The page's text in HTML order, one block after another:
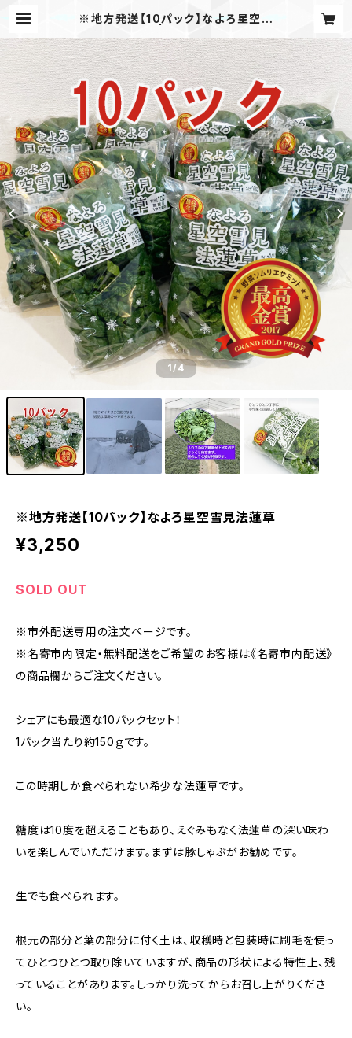
※地方発送【10パック】なよろ星空雪
1/4
※地方発送【10パック】なよろ星空雪見法蓮草
¥3,250
SOLD OUT
※市外配送専用の注文ページです。
※名寄市内限定・無料配送をご希望のお客様は《名寄市内配送》
の商品欄からご注文ください。
シェアにも最適な10パックセット！
1パック当たり約150ｇです。
この時期しか食べられない希少な法蓮草です。
糖度は10度を超えることもあり、えぐみもなく法蓮草の深い味わ
いを楽しんでいただけます。まずは豚しゃぶがお勧めです。
生でも食べられます。
根元の部分と葉の部分に付く土は、収穫時と包装時に刷毛を使っ
てひとつひとつ取り除いていますが、商品の形状による特性上、残
っていることがあります。しっかり洗ってからお召し上がりくださ
い。